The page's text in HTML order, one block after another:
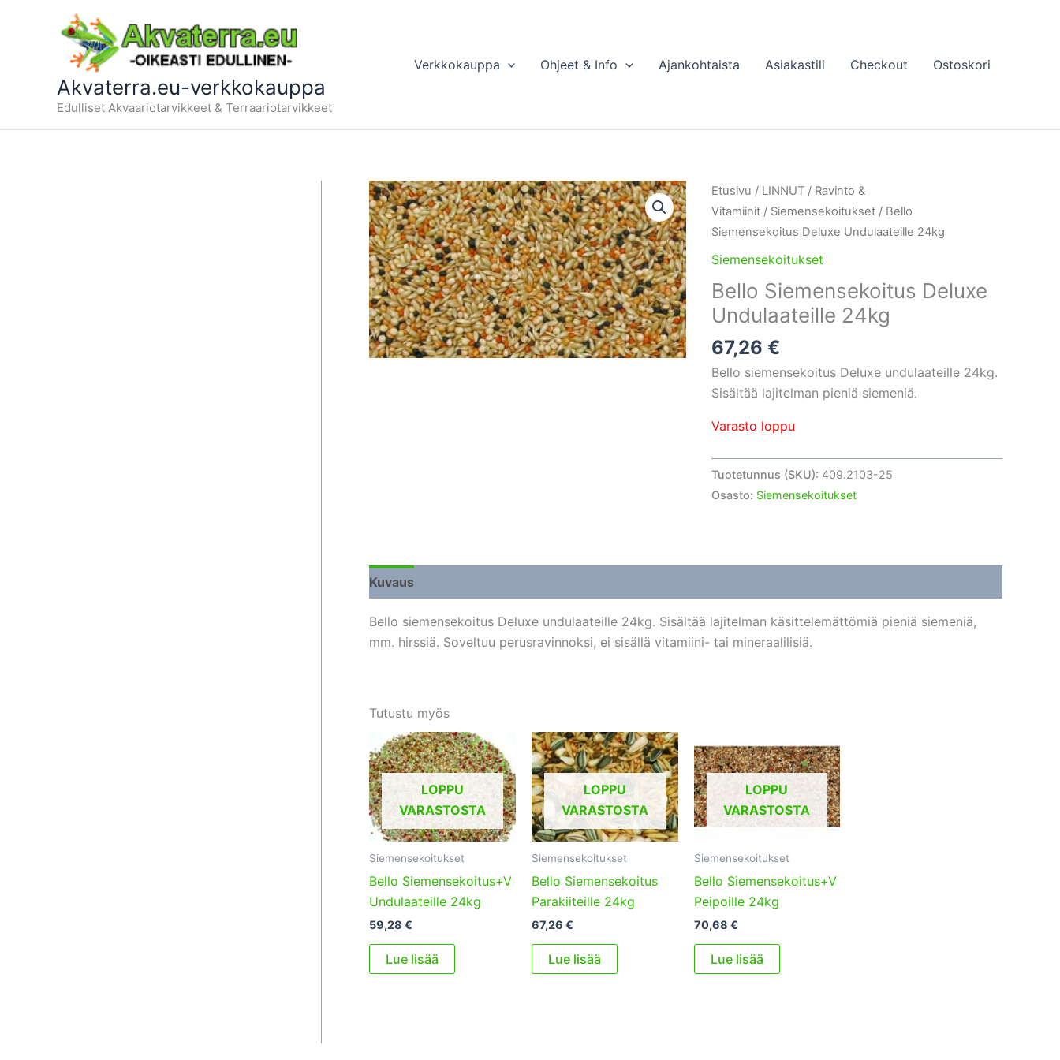
Akvaterra.eu-verkkokauppa
Edulliset Akvaariotarvikkeet & Terraariotarvikkeet
Verkkokauppa Ohjeet & Info Ajankohtaista Asiakastili Checkout Ostoskori
Etusivu / LINNUT/ Ravinto &
Vitamiinit/ Siemensekoitukset/ Bello
Siemensekoitus Deluxe Undulaateille 24kg
Siemensekoitukset
Bello Siemensekoitus Deluxe
Undulaateille 24kg
67,26 €
Bello siemensekoitus Deluxe undulaateille 24kg.
Sisältää lajitelman pieniä siemeniä.
Varasto loppu
Tuotetunnus (SKU): 409.2103-25
Osasto: Siemensekoitukset
Kuvaus
Bello siemensekoitus Deluxe undulaateille 24kg. Sisältää lajitelman käsittelemättömiä pieniä siemeniä,
mm. hirssiä. Soveltuu perusravinnoksi, ei sisällä vitamiini- tai mineraalilisiä.
Tutustu myös
LOPPU
VARASTOSTA
Siemensekoitukset
Bello Siemensekoitus+V
Undulaateille 24kg
59,28 €
Lue lisää
LOPPU
VARASTOSTA
Siemensekoitukset
Bello Siemensekoitus
Parakiiteille 24kg
67,26 €
Lue lisää
LOPPU
VARASTOSTA
Siemensekoitukset
Bello Siemensekoitus+V
Peipoille 24kg
70,68 €
Lue lisää